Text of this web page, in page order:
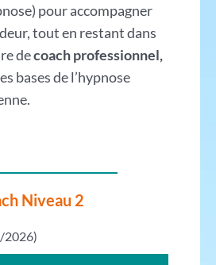
pour accompagner
tout en restant dans
decoach professionnel,
bases de l’hypnose
Niveau 2
2026)